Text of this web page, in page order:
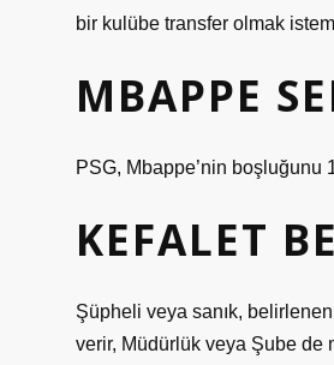
bir kulübe transfer olmak
MBAPPE
PSG, Mbappe’nin boşluğunu
KEFALET
Şüpheli veya sanık,
verir, Müdürlük veya Şube de